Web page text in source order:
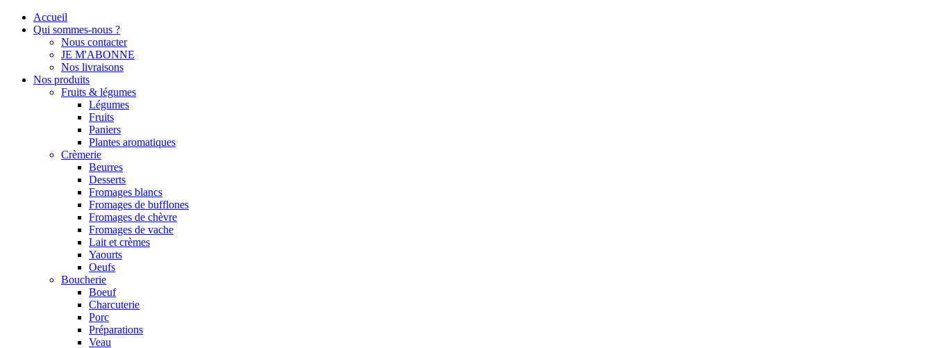
Accueil
Qui sommes-nous ?
Nous contacter
JE M'ABONNE
Nos livraisons
Nos produits
Fruits & légumes
Légumes
Fruits
Paniers
Plantes aromatiques
Crèmerie
Beurres
Desserts
Fromages blancs
Fromages de bufflones
Fromages de chèvre
Fromages de vache
Lait et crèmes
Yaourts
Oeufs
Boucherie
Boeuf
Charcuterie
Porc
Préparations
Veau